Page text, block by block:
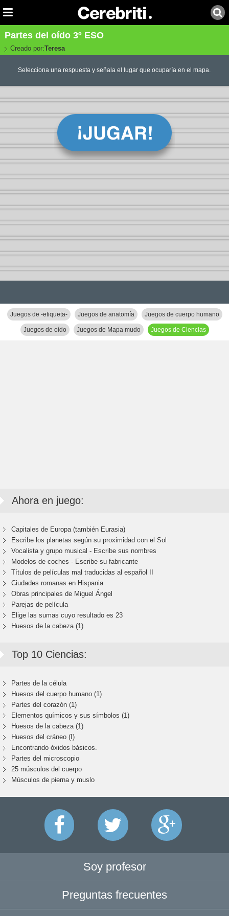
Partes del oído 3º ESO
Creado por:Teresa
Selecciona una respuesta y señala el lugar que ocuparía en el mapa.
Juegos de -etiqueta- Juegos de anatomía Juegos de cuerpo humano
Juegos de oído Juegos de Mapa mudo Juegos de Ciencias
Ahora en juego:
Capitales de Europa (también Eurasia)
Escribe los planetas según su proximidad con el Sol
Vocalista y grupo musical - Escribe sus nombres
Modelos de coches - Escribe su fabricante
Títulos de películas mal traducidas al español II
Ciudades romanas en Hispania
Obras principales de Miguel Ángel
Parejas de película
Elige las sumas cuyo resultado es 23
Huesos de la cabeza (1)
Top 10 Ciencias:
Partes de la célula
Huesos del cuerpo humano (1)
Partes del corazón (1)
Elementos químicos y sus símbolos (1)
Huesos de la cabeza (1)
Huesos del cráneo (I)
Encontrando óxidos básicos.
Partes del microscopio
25 músculos del cuerpo
Músculos de pierna y muslo
Soy profesor
Preguntas frecuentes